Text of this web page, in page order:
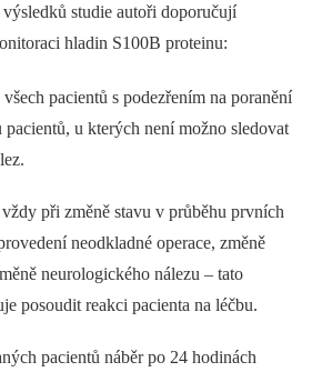
studie autoři doporučují
hladin S100B proteinu:
pacientů s podezřením na poranění
pacientů, u kterých není možno sledovat
při změně stavu v průběhu prvních
neodkladné operace, změně
neurologického nálezu –⁠ tato
posoudit reakci pacienta na léčbu.
pacientů náběr po 24 hodinách